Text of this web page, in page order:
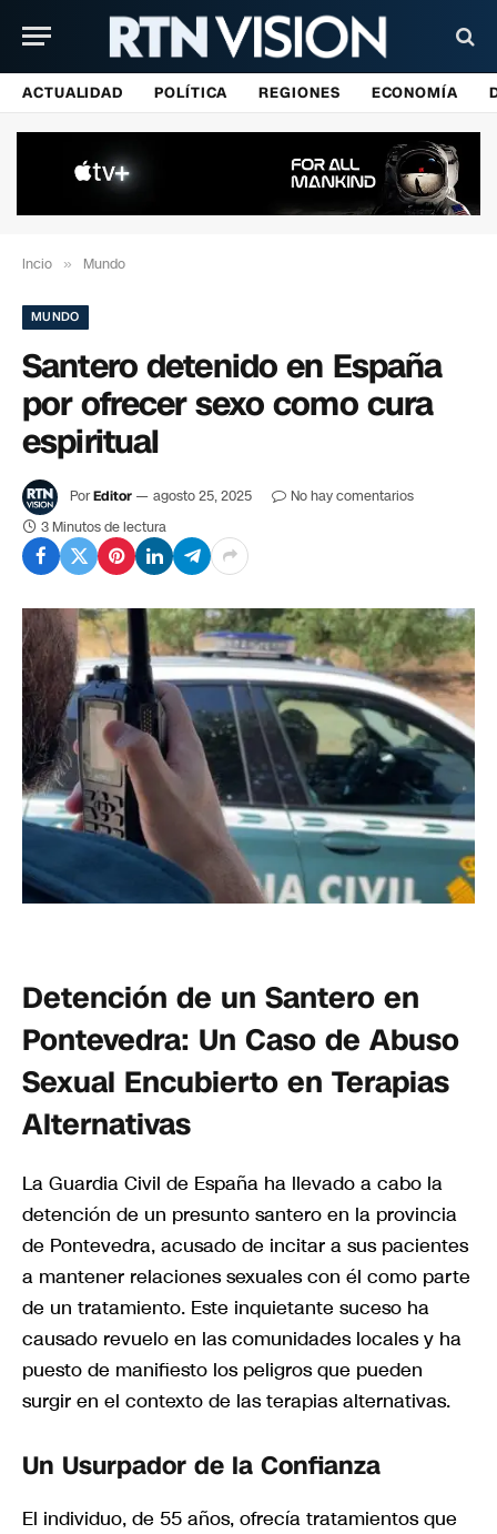
ACTUALIDAD POLÍTICA REGIONES ECONOMÍA
Incio » Mundo
MUNDO
Santero detenido en España
por ofrecer sexo como cura
espiritual
PorEditor agosto 25, 2025
No hay comentarios
3 Minutos de lectura
Detención de un Santero en
Pontevedra: Un Caso de Abuso
Sexual Encubierto en Terapias
Alternativas
La Guardia Civil de España ha llevado a cabo la
detención de un presunto santero en la provincia
de Pontevedra, acusado de incitar a sus pacientes
a mantener relaciones sexuales con él como parte
de un tratamiento. Este inquietante suceso ha
causado revuelo en las comunidades locales y ha
puesto de manifiesto los peligros que pueden
surgir en el contexto de las terapias alternativas.
Un Usurpador de la Confianza
El individuo, de 55 años, ofrecía tratamientos que